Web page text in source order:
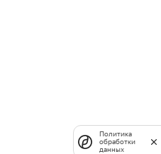
Политика
обработки
данных